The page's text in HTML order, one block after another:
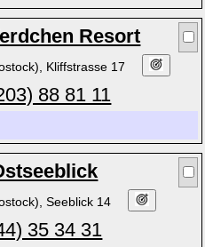
Resort
Kliffstrasse 17
88 81 11
Seeblick 14
35 34 31